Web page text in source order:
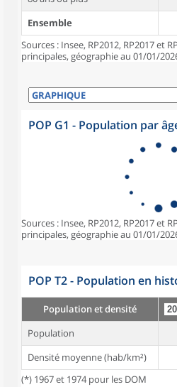
Ensemble
Sources : Insee, RP2012, RP2017 et
principales, géographie au 01/01/
POP G1 - Population par
Sources : Insee, RP2012, RP2017 et
principales, géographie au 01/01/
POP T2 - Population en
Population et densité
Population
Densité moyenne (hab/km²)
(*) 1967 et 1974 pour les DOM